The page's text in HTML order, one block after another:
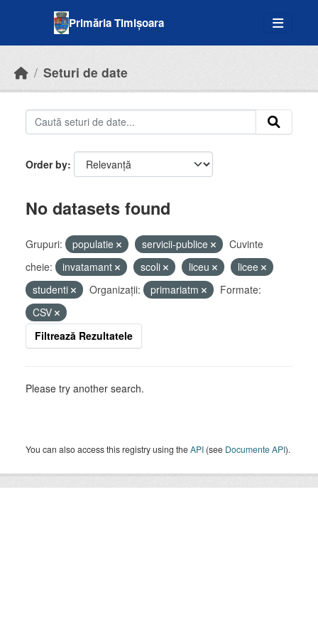
Primăria Timișoara
Seturi de date
Order by
No datasets found
Grupuri: populatie servicii-publice
Cuvinte
cheie:
invatamant scoli liceu
licee
studenti
Organizații: primariatm
Formate:
CSV
Filtrează Rezultatele
Please try another search.
You can also access this registry using theAPI (see Documente API).